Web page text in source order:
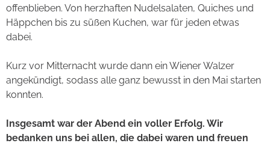
offenblieben. Von herzhaften Nudelsalaten, Quiches und
Häppchen bis zu süßen Kuchen, war für jeden etwas
dabei.
Kurz vor Mitternacht wurde dann ein Wiener Walzer
angekündigt, sodass alle ganz bewusst in den Mai starten
konnten.
Insgesamt war der Abend ein voller Erfolg. Wir
bedanken uns bei allen, die dabei waren und freuen